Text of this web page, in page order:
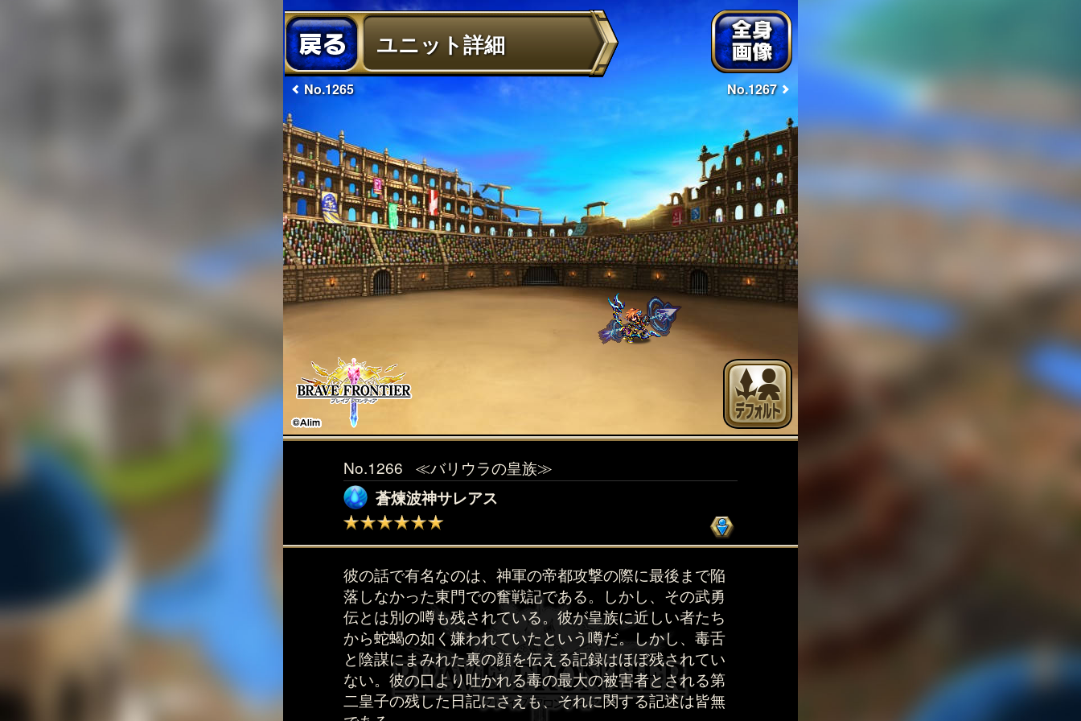
ユニット詳細
No.1265 No.1267
No.1266 ≪バリウラの皇族≫
蒼煉波神サレアス
彼の話で有名なのは、神軍の帝都攻撃の際に最後まで陥
落しなかった東門での奮戦記である。しかし、その武勇
伝とは別の噂も残されている。彼が皇族に近しい者たち
から蛇蝎の如く嫌われていたという噂だ。しかし、毒舌
と陰謀にまみれた裏の顔を伝える記録はほぼ残されてい
ない。彼の口より吐かれる毒の最大の被害者とされる第
二皇子の残した日記にさえも、それに関する記述は皆無